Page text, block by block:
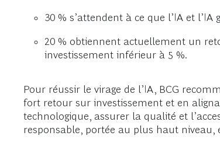
30 % s’attendent à ce que l’IA et
20 % obtiennent actuellement un
investissement inférieur à 5 %.
Pour réussir le virage de l’IA, BCG
fort retour sur investissement et en
technologique, assurer la qualité et
responsable, portée au plus haut niveau,